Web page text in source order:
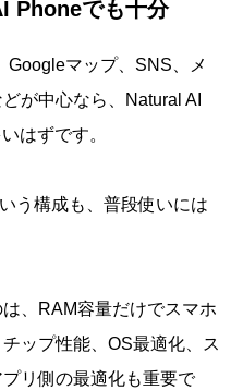
Phoneでも十分
Googleマップ、SNS、メ
が中心なら、Natural AI
はずです。
う構成も、普段使いには
、RAM容量だけでスマホ
ップ性能、OS最適化、ス
リ側の最適化も重要で